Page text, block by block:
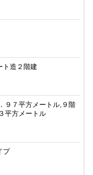
ト造２階建
９７平方メートル,９階
平方メートル
プ